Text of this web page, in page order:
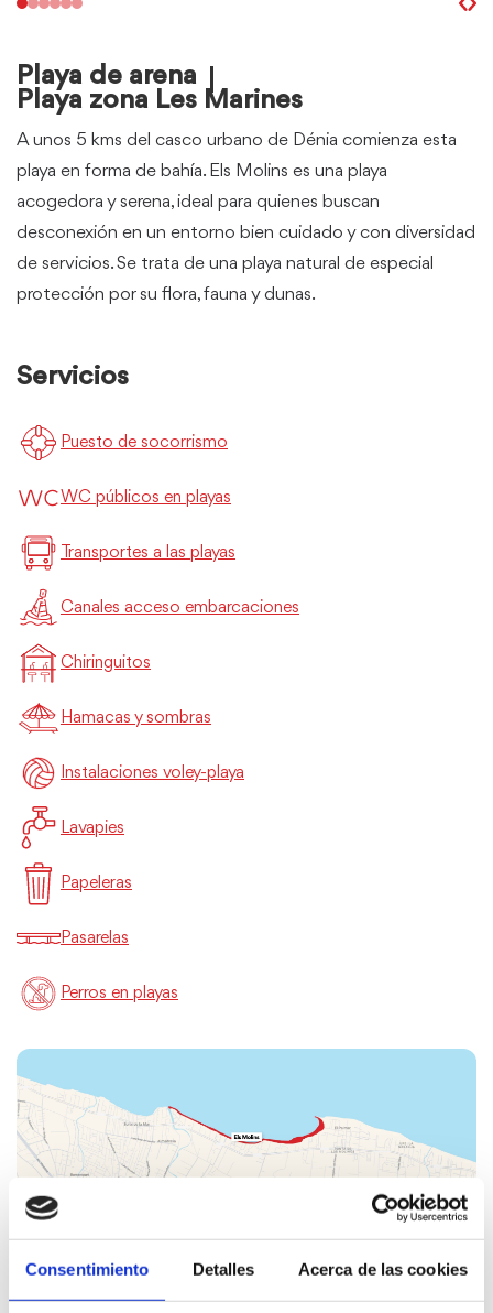
Consentimiento Detalles Acerca de las cookies
Playa de arena
Playa zona Les Marines
A unos 5 kms del casco urbano de Dénia comienza esta
playa en forma de bahía. Els Molins es una playa
acogedora y serena, ideal para quienes buscan
desconexión en un entorno bien cuidado y con diversidad
de servicios. Se trata de una playa natural de especial
protección por su flora, fauna y dunas.
Servicios
Puesto de socorrismo
WC públicos en playas
Transportes a las playas
Canales acceso embarcaciones
Chiringuitos
Hamacas y sombras
Instalaciones voley-playa
Lavapies
Papeleras
Pasarelas
Perros en playas